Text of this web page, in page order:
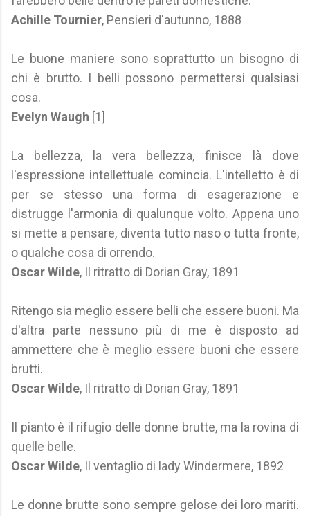
Achille Tournier, Pensieri d'autunno, 1888
Le buone maniere sono soprattutto un bisogno di
chi è brutto. I belli possono permettersi qualsiasi
cosa.
Evelyn Waugh [1]
La bellezza, la vera bellezza, finisce là dove
l'espressione intellettuale comincia. L'intelletto è di
per se stesso una forma di esagerazione e
distrugge l'armonia di qualunque volto. Appena uno
si mette a pensare, diventa tutto naso o tutta fronte,
o qualche cosa di orrendo.
Oscar Wilde, Il ritratto di Dorian Gray, 1891
Ritengo sia meglio essere belli che essere buoni. Ma
d'altra parte nessuno più di me è disposto ad
ammettere che è meglio essere buoni che essere
brutti.
Oscar Wilde, Il ritratto di Dorian Gray, 1891
Il pianto è il rifugio delle donne brutte, ma la rovina di
quelle belle.
Oscar Wilde, Il ventaglio di lady Windermere, 1892
Le donne brutte sono sempre gelose dei loro mariti.